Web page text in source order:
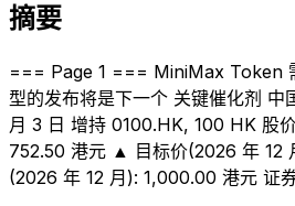
摘要
=== Page 1 === MiniMax Token
型的发布将是下一个 关键催化剂
月 3 日 增持 0100.HK, 100 HK 股
752.50 港元 ▲ 目标价(2026 年 12
(2026 年 12 月): 1,000.00 港元 证